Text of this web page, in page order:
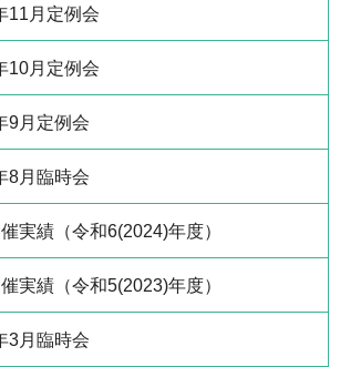
11月定例会
10月定例会
9月定例会
8月臨時会
実績（令和6(2024)年度）
実績（令和5(2023)年度）
3月臨時会